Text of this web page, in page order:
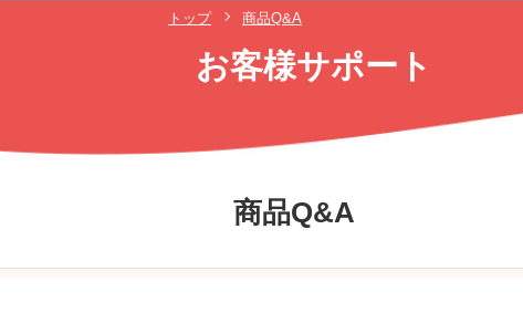
トップ 商品Q&A
お客様サポート
商品Q&A